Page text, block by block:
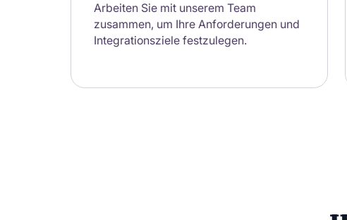
Arbeiten Sie mit unserem Team
zusammen, um Ihre Anforderungen und
Integrationsziele festzulegen.